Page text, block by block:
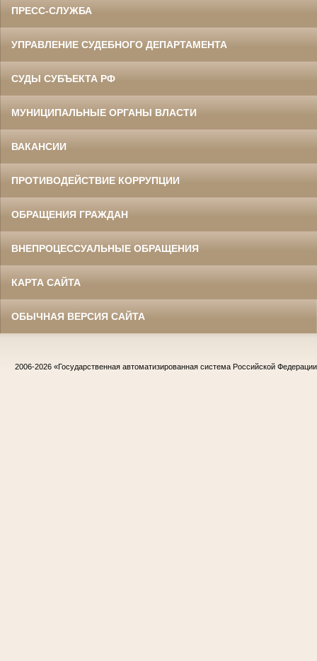
ПРЕСС-СЛУЖБА
УПРАВЛЕНИЕ СУДЕБНОГО ДЕПАРТАМЕНТА
СУДЫ СУБЪЕКТА РФ
МУНИЦИПАЛЬНЫЕ ОРГАНЫ ВЛАСТИ
ВАКАНСИИ
ПРОТИВОДЕЙСТВИЕ КОРРУПЦИИ
ОБРАЩЕНИЯ ГРАЖДАН
ВНЕПРОЦЕССУАЛЬНЫЕ ОБРАЩЕНИЯ
КАРТА САЙТА
ОБЫЧНАЯ ВЕРСИЯ САЙТА
2006-2026 «Государственная автоматизированная система Российской